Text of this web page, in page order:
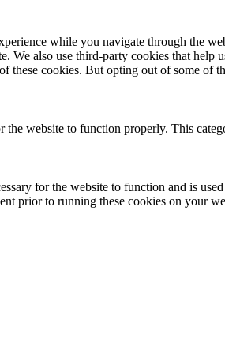
while you navigate through the
We also use third-party cookies that
these cookies. But opting out of some of
the website to function properly. This
for the website to function and is
prior to running these cookies on your